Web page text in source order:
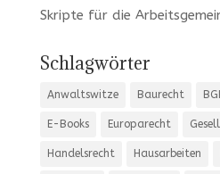
Skripte für die
Schlagwörter
Anwaltswitze Baurecht
E-Books Europarecht
Handelsrecht Hausarbeiten